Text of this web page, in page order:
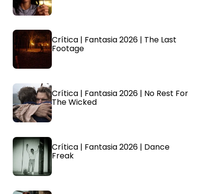
Crítica | Fantasia 2026 | The Last
Footage
Crítica | Fantasia 2026 | No Rest For
The Wicked
Crítica | Fantasia 2026 | Dance
Freak